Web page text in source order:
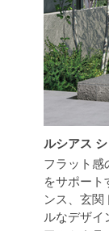
ルシアス
フラット感
をサポート
ンス、玄
ルなデザイ